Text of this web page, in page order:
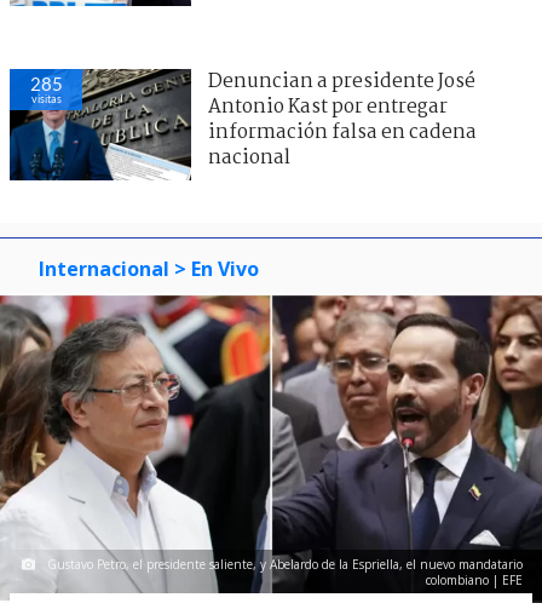
285
visitas
Denuncian a presidente José
Antonio Kast por entregar
información falsa en cadena
nacional
Internacional > En Vivo
Gustavo Petro, el presidente saliente, y Abelardo de la Espriella, el nuevo mandatario
colombiano | EFE